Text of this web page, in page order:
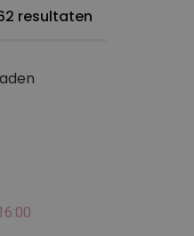
resultaten